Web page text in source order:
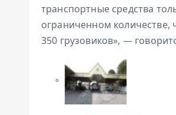
транспортные средства
ограниченном количестве,
350 грузовиков», —